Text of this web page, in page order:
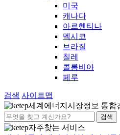
미국
캐나다
아르헨티나
멕시코
브라질
칠레
콜롬비아
페루
검색 사이트맵
세계에너지시장정보 통합
검색
자주찾는 서비스